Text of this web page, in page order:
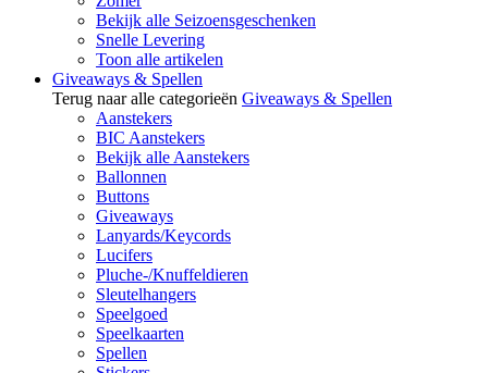
Bekijk alle Seizoensgeschenken
Snelle Levering
Toon alle artikelen
Giveaways & Spellen
Terug naar alle categorieën Giveaways & Spellen
Aanstekers
BIC Aanstekers
Bekijk alle Aanstekers
Ballonnen
Buttons
Giveaways
Lanyards/Keycords
Lucifers
Pluche-/Knuffeldieren
Sleutelhangers
Speelgoed
Speelkaarten
Spellen